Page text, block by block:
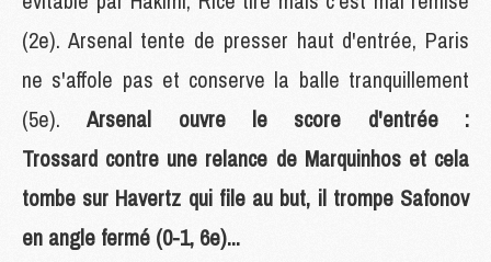
(2e). Arsenal tente de presser haut d'entrée, Paris
ne s'affole pas et conserve la balle tranquillement
(5e).Arsenal ouvre le score d'entrée :
Trossard contre une relance de Marquinhos et cela
tombe sur Havertz qui file au but, il trompe Safonov
en angle fermé (0-1, 6e)...